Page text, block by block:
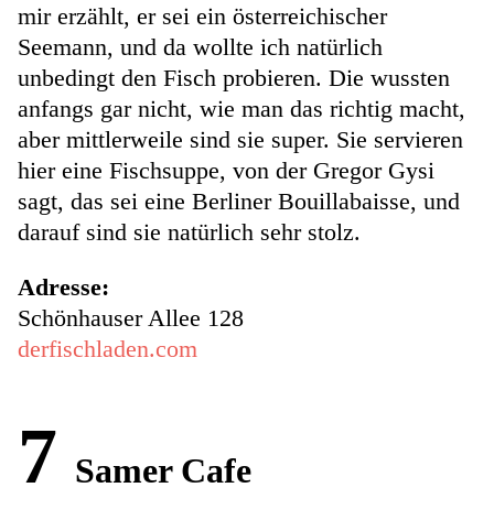
mir erzählt, er sei ein österreichischer
Seemann, und da wollte ich natürlich
unbedingt den Fisch probieren. Die wussten
anfangs gar nicht, wie man das richtig macht,
aber mittlerweile sind sie super. Sie servieren
hier eine Fischsuppe, von der Gregor Gysi
sagt, das sei eine Berliner Bouillabaisse, und
darauf sind sie natürlich sehr stolz.
Adresse:
Schönhauser Allee 128
derfischladen.com
7 Samer Cafe